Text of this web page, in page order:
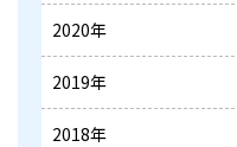
2020年
2019年
2018年